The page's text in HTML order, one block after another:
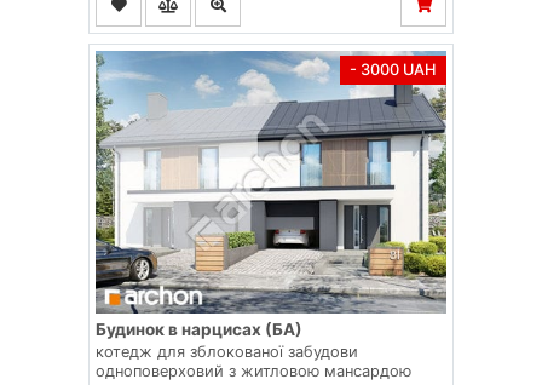
- 3000 UAH
Будинок в нарцисах (БА)
котедж для зблокованої забудови
одноповерховий з житловою мансардою